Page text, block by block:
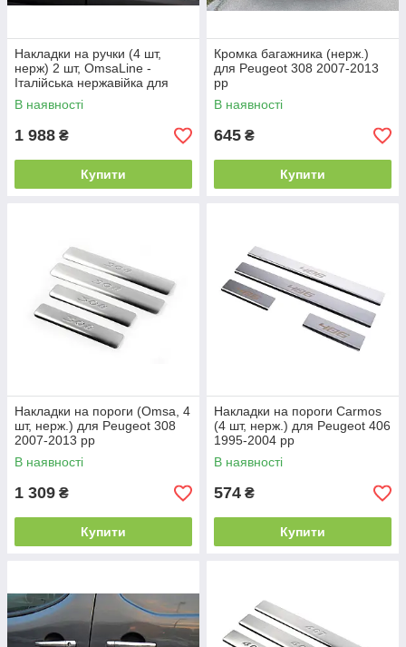
Накладки на ручки (4 шт,
нерж) 2 шт, OmsaLine -
Італійська нержавійка для
Peugeot 308 2007-2013 рр
В наявності
1 988 ₴
Купити
Кромка багажника (нерж.)
для Peugeot 308 2007-2013
рр
В наявності
645 ₴
Купити
Накладки на пороги (Omsa, 4
шт, нерж.) для Peugeot 308
2007-2013 рр
В наявності
1 309 ₴
Купити
Накладки на пороги Carmos
(4 шт, нерж.) для Peugeot 406
1995-2004 рр
В наявності
574 ₴
Купити